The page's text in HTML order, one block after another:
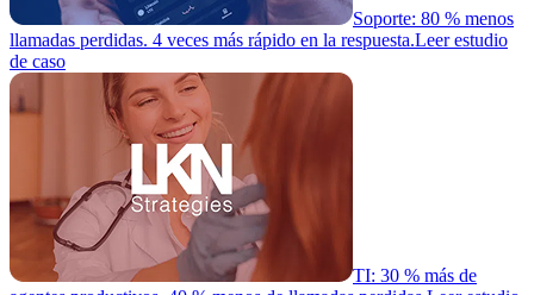
Soporte: 80 % menos
llamadas perdidas. 4 veces más rápido en la respuesta.Leer estudio
de caso
TI: 30 % más de